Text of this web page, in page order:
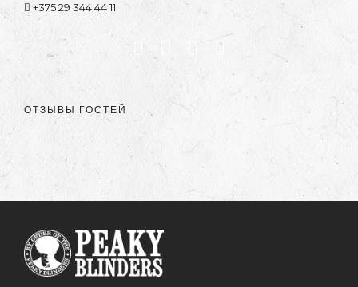
+375 29 344 44 11
ОТЗЫВЫ ГОСТЕЙ